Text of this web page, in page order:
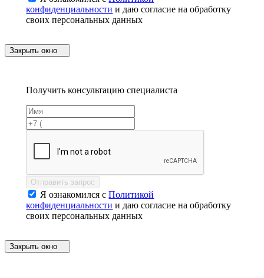
конфиденциальности и даю согласие на обработку
своих персональных данных
Закрыть окно
Получить консультацию специалиста
Отправить запрос
Я ознакомился сПолитикой
конфиденциальности и даю согласие на обработку
своих персональных данных
Закрыть окно